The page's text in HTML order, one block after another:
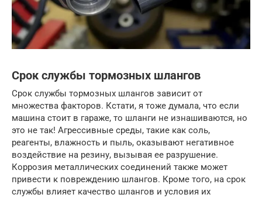
Срок службы тормозных шлангов
Срок службы тормозных шлангов зависит от
множества факторов. Кстати, я тоже думала, что если
машина стоит в гараже, то шланги не изнашиваются, но
это не так! Агрессивные среды, такие как соль,
реагенты, влажность и пыль, оказывают негативное
воздействие на резину, вызывая ее разрушение.
Коррозия металлических соединений также может
привести к повреждению шлангов. Кроме того, на срок
службы влияет качество шлангов и условия их